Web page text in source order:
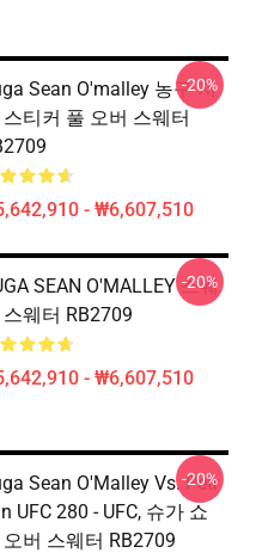
Sean O'malley 농구 저
스티커 풀 오버 스웨터
- ₩6,607,510
-20%
SEAN O'MALLEY 스웨
스웨터 RB2709
- ₩6,607,510
-20%
Sean O'Malley Vs. Petr
UFC 280 - UFC, 슈가 쇼
오버 스웨터 RB2709
-20%